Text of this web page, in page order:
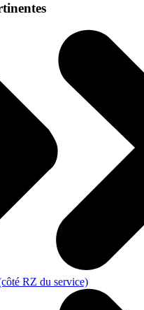
RZ du service)